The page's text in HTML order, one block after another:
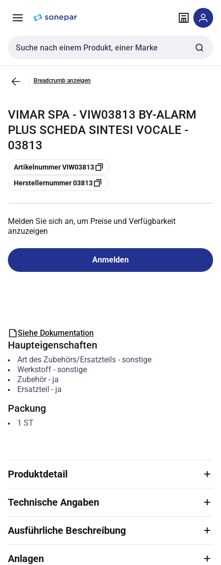
NavigationInhalt
Sucheingabe
Breadcrumb anzeigen
VIMAR SPA - VIW03813 BY-ALARM
PLUS SCHEDA SINTESI VOCALE -
03813
Kopieren
Artikelnummer VIW03813
Kopieren
Herstellernummer 03813
Melden Sie sich an, um Preise und Verfügbarkeit
anzuzeigen
Anmelden
Siehe Dokumentation
Haupteigenschaften
Art des Zubehörs/Ersatzteils- sonstige
Werkstoff- sonstige
Zubehör- ja
Ersatzteil - ja
Packung
1 ST
Produktdetail
Technische Angaben
Ausführliche Beschreibung
Anlagen